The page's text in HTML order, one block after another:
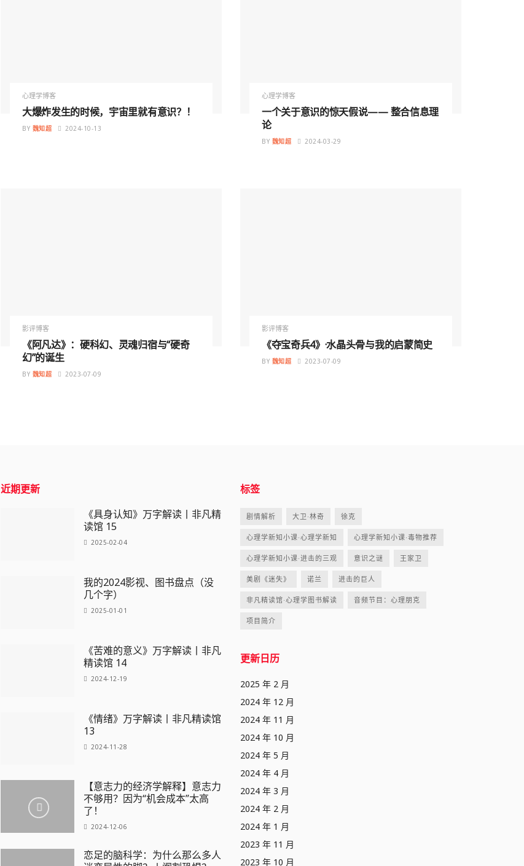
心理学博客
大爆炸发生的时候，宇宙里就有意识？！
BY 魏知超 2024-10-13
心理学博客
一个关于意识的惊天假说—— 整合信息理
论
BY 魏知超 2024-03-29
影评博客
《阿凡达》：硬科幻、灵魂归宿与“硬奇
幻”的诞生
BY 魏知超 2023-07-09
影评博客
《夺宝奇兵4》·水晶头骨与我的启蒙简史
BY 魏知超 2023-07-09
近期更新
《具身认知》万字解读丨非凡精
读馆 15
2025-02-04
我的2024影视、图书盘点（没
几个字）
2025-01-01
《苦难的意义》万字解读丨非凡
精读馆 14
2024-12-19
《情绪》万字解读丨非凡精读馆
13
2024-11-28
【意志力的经济学解释】意志力
不够用？因为“机会成本”太高
了！
2024-12-06
恋足的脑科学：为什么那么多人
标签
剧情解析 大卫·林奇 徐克
心理学新知小课·心理学新知 心理学新知小课·毒物推荐
心理学新知小课·进击的三观 意识之谜 王家卫
美剧《迷失》 诺兰 进击的巨人
非凡精读馆·心理学图书解读 音频节目：心理朋克
项目简介
更新日历
2025 年 2 月
2024 年 12 月
2024 年 11 月
2024 年 10 月
2024 年 5 月
2024 年 4 月
2024 年 3 月
2024 年 2 月
2024 年 1 月
2023 年 11 月
2023 年 10 月